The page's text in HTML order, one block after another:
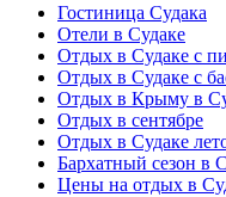
Гостиница Судака
Отели в Судаке
Отдых в Судаке с
Отдых в Судаке с
Отдых в Крыму в
Отдых в сентябре
Отдых в Судаке
Бархатный сезон в
Цены на отдых в